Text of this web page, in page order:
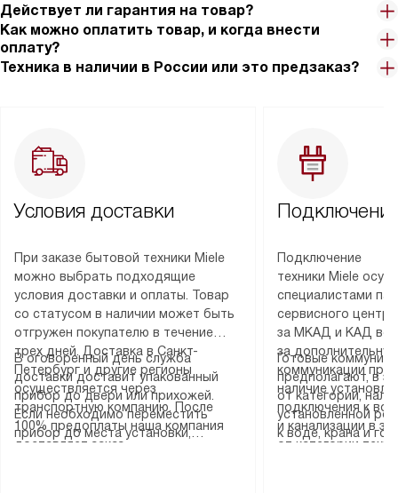
Действует ли гарантия на товар?
Как можно оплатить товар, и когда внести
оплату?
Техника в наличии в России или это предзаказ?
Условия доставки
При заказе бытовой техники Miele
можно выбрать подходящие
условия доставки и оплаты. Товар
со статусом в наличии может быть
отгружен покупателю в течение
трех дней. Доставка в Санкт-
Петербург и другие регионы
осуществляется через
транспортную компанию. После
100% предоплаты наша компания
доставляет заказ
В оговоренный день служба
доставки доставит упакованный
прибор до двери или прихожей.
Если необходимо переместить
прибор до места установки,
Подключение
техники Miele
специалистами
сервисного
за МКАД и КАД
за
коммуникации
наличие
подключения к
и канализации в
от категории
Готовые
предполагают, в
от категории,
установленной
к воде, крана и